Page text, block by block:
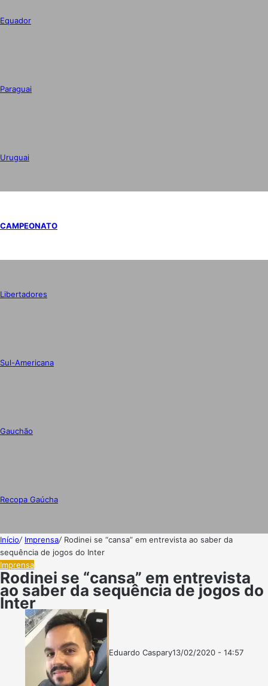
Equador
Paraguai
Uruguai
CAMPEONATO
Libertadores
Sul-Americana
Gauchão
Recopa Gaúcha
Início/ Imprensa/ Rodinei se “cansa” em entrevista ao saber da
sequência de jogos do Inter
Imprensa
Rodinei se “cansa” em entrevista
ao saber da sequência de jogos do
Inter
Eduardo CasparyFollow
Mande
13/02/2020 - 14:57